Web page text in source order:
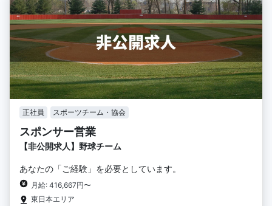
正社員 スポーツチーム・協会
スポンサー営業
【非公開求人】野球チーム
あなたの「ご経験」を必要としています。
月給: 416,667円〜
東日本エリア